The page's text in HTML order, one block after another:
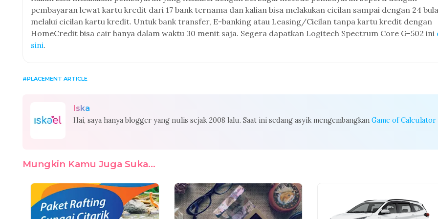
pembayaran lewat kartu kredit dari 17 bank ternama dan kalian bisa melakukan cicilan sampai dengan 24
melalui cicilan kartu kredit. Untuk bank transfer, E-banking atau Leasing/Cicilan tanpa kartu kredit dengan
HomeCredit bisa cair hanya dalam waktu 30 menit saja. Segera dapatkan Logitech Spectrum Core G-502 ini
sini.
PLACEMENT ARTICLE
Iska
Hai, saya hanya blogger yang nulis sejak 2008 lalu. Saat ini sedang asyik mengembangkan Game of Calculator
Mungkin Kamu Juga Suka...